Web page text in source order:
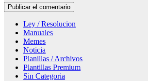
Ley / Resolucion
Manuales
Memes
Noticia
Planillas / Archivos
Plantillas Premium
Sin Categoria